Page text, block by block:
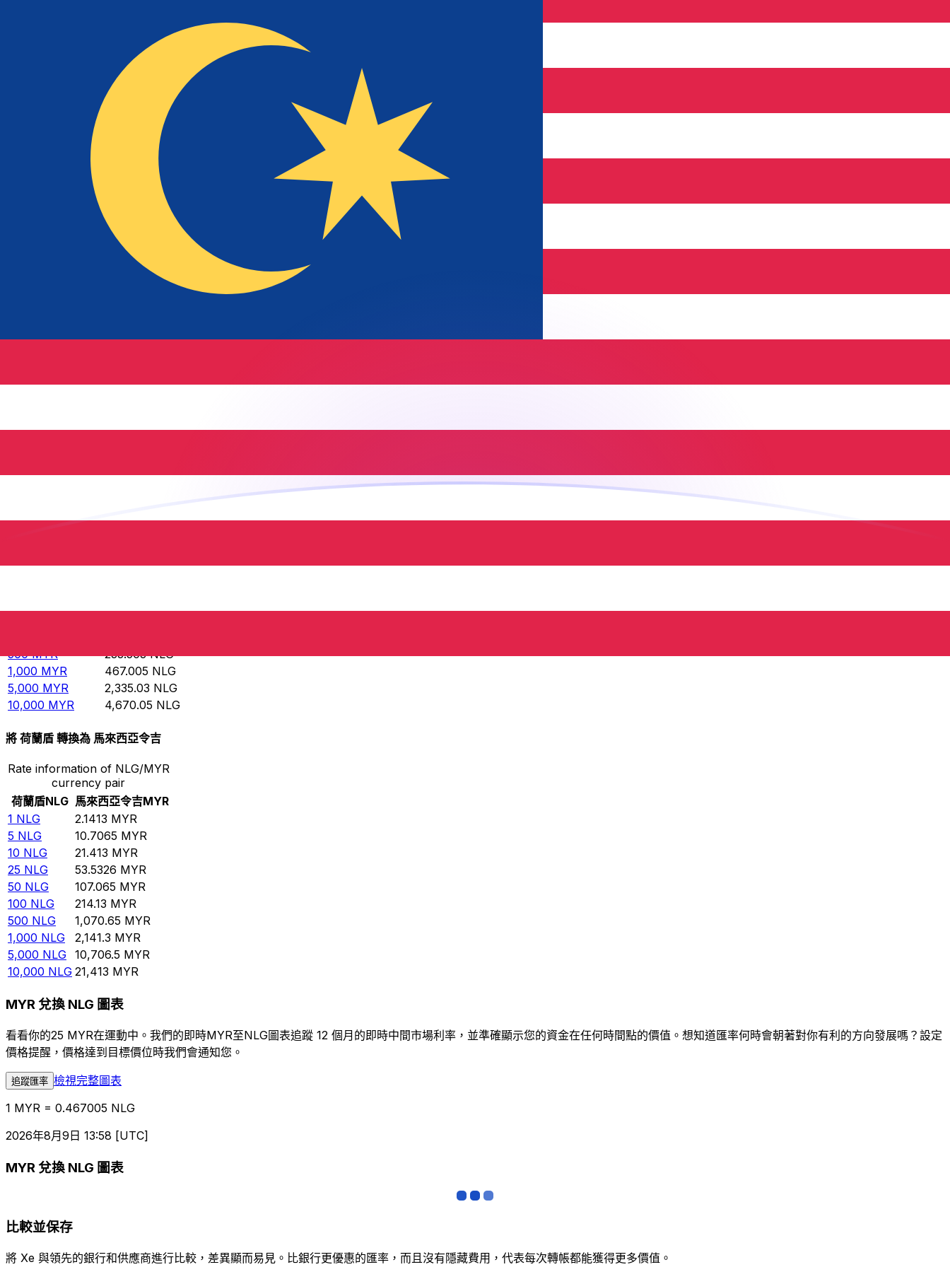
0.46
NLG
中間市場匯率於 13:58 [UTC]
我們可以提供比競爭對手更優惠的匯率。
今日MYR兌NLG匯率
將 馬來西亞令吉 轉換為 荷蘭盾
5 MYR 2.33503 NLG
500 MYR 233.503 NLG
1,000 MYR 467.005 NLG
5,000 MYR 2,335.03 NLG
10,000 MYR 4,670.05 NLG
將 荷蘭盾 轉換為 馬來西亞令吉
Rate information of NLG/MYR
currency pair
荷蘭盾NLG 馬來西亞令吉MYR
1 NLG 2.1413 MYR
5 NLG 10.7065 MYR
10 NLG 21.413 MYR
25 NLG 53.5326 MYR
50 NLG 107.065 MYR
100 NLG 214.13 MYR
500 NLG 1,070.65 MYR
1,000 NLG 2,141.3 MYR
5,000 NLG 10,706.5 MYR
10,000 NLG 21,413 MYR
MYR 兌換 NLG 圖表
看看你的25 MYR在運動中。我們的即時MYR至NLG圖表追蹤 12 個月的即時中間市場利率，並準確顯示您的資金在任何時間點的價值。想知道匯率何時會朝著對你有利的方向發展嗎？設定
價格提醒，價格達到目標價位時我們會通知您。
追蹤匯率 檢視完整圖表
1 MYR = 0.467005 NLG
2026年8月9日 13:58 [UTC]
MYR 兌換 NLG 圖表
比較並保存
將 Xe 與領先的銀行和供應商進行比較，差異顯而易見。比銀行更優惠的匯率，而且沒有隱藏費用，代表每次轉帳都能獲得更多價值。